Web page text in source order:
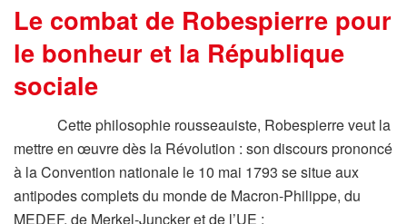
Le combat de Robespierre pour
le bonheur et la République
sociale
Cette philosophie rousseauiste, Robespierre veut la
mettre en œuvre dès la Révolution : son discours prononcé
à la Convention nationale le 10 mai 1793 se situe aux
antipodes complets du monde de Macron-Philippe, du
MEDEF, de Merkel-Juncker et de l’UE :